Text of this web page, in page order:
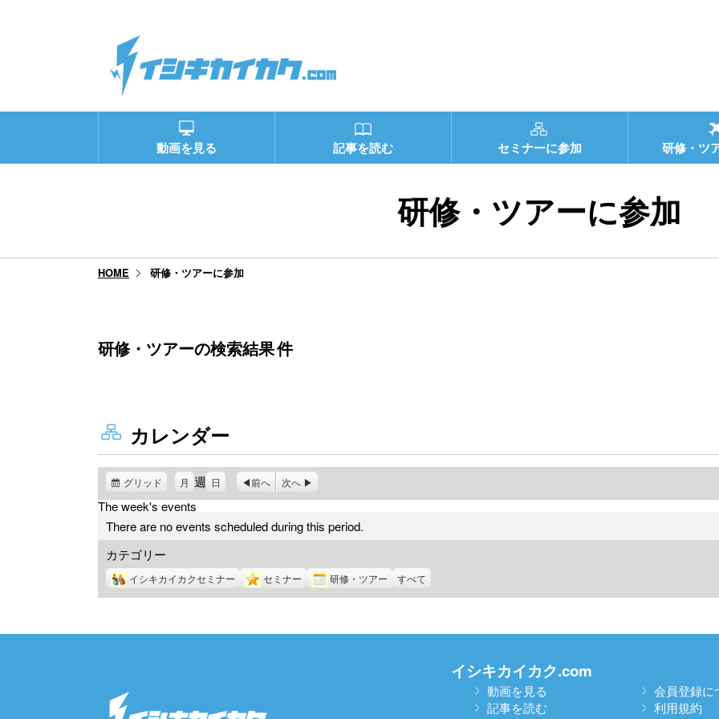
動画を見る 記事を読む セミナーに参加 研修・ツ
研修・ツアーに参加
HOME 研修・ツアーに参加
研修・ツアーの検索結果件
カレンダー
グリッド 月 週 日 前へ 次へ
The week's events
There are no events scheduled during this period.
カテゴリー
イシキカイカクセミナー セミナー 研修・ツアー すべて
イシキカイカク.com
動画を見る
記事を読む
会員登録に
利用規約